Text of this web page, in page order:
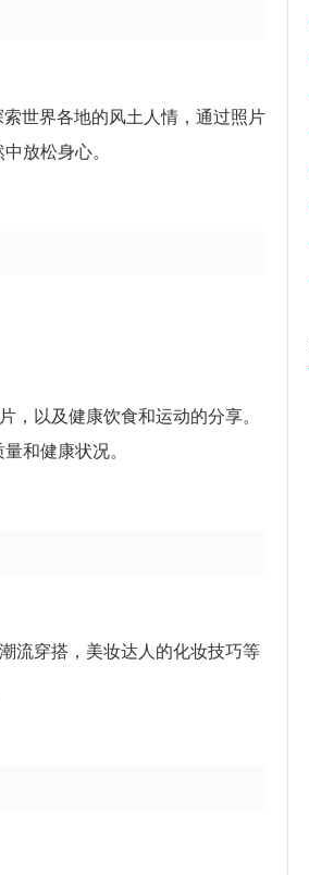
世界各地的风土人情，通过照片
放松身心。
，以及健康饮食和运动的分享。
和健康状况。
流穿搭，美妆达人的化妆技巧等